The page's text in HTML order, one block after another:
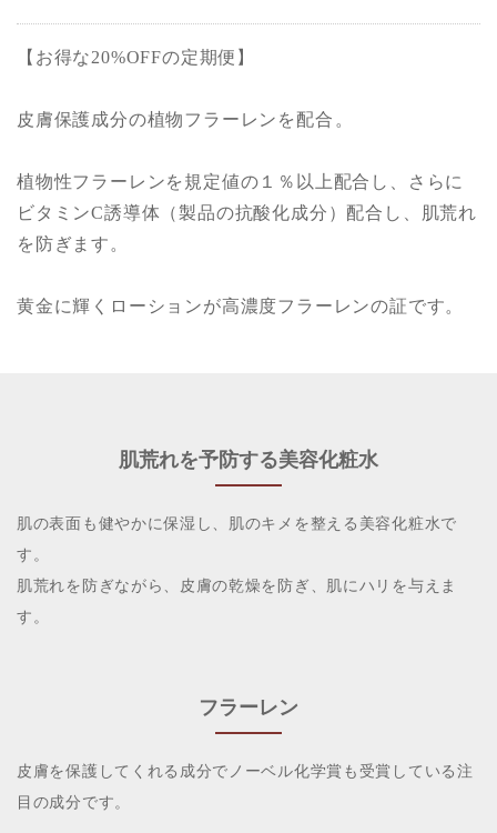
【お得な20%OFFの定期便】
皮膚保護成分の植物フラーレンを配合 。
植物性フラーレンを規定値の１％以上配合し、さらに
ビタミンC誘導体（製品の抗酸化成分）配合し、肌荒れ
を防ぎます。
黄金に輝くローションが高濃度フラーレンの証です。
肌荒れを予防する美容化粧水
肌の表面も健やかに保湿し、肌のキメを整える美容化粧水で
す。
肌荒れを防ぎながら、皮膚の乾燥を防ぎ、肌にハリを与えま
す。
フラーレン
皮膚を保護してくれる成分でノーベル化学賞も受賞している注
目の成分です。